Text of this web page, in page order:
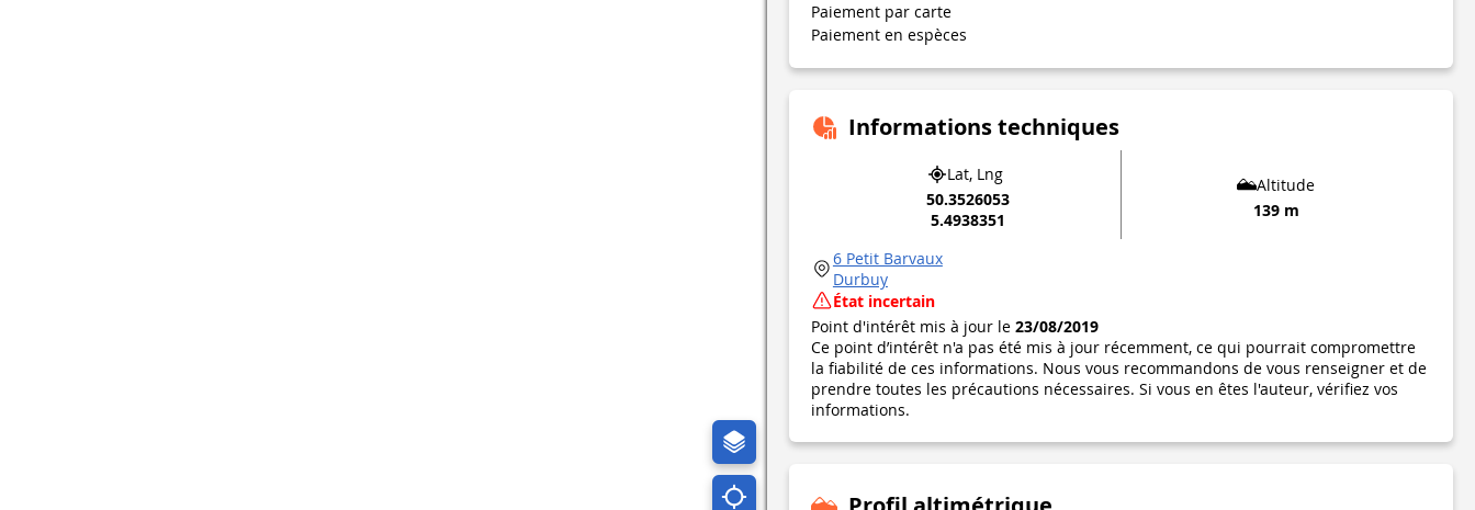
Paiement par carte
Paiement en espèces
Informations techniques
Lat, Lng
50.3526053
5.4938351
Altitude
139 m
6 Petit Barvaux
Durbuy
État incertain
Point d'intérêt mis à jour le 23/08/2019
Ce point d’intérêt n'a pas été mis à jour récemment, ce qui pourrait compromettre
la fiabilité de ces informations. Nous vous recommandons de vous renseigner et de
prendre toutes les précautions nécessaires. Si vous en êtes l'auteur, vérifiez vos
informations.